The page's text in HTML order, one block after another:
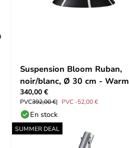
Suspension Bloom Ruban,
noir/blanc, Ø 30 cm - Warm
Nordic
340,00 €
PVC392,00 € PVC -52,00 €
En stock
SUMMER DEAL